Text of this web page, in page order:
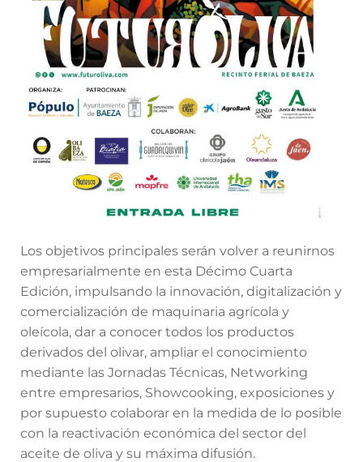
Los objetivos principales serán volver a reunirnos
empresarialmente en esta Décimo Cuarta
Edición, impulsando la innovación, digitalización y
comercialización de maquinaria agrícola y
oleícola, dar a conocer todos los productos
derivados del olivar, ampliar el conocimiento
mediante las Jornadas Técnicas, Networking
entre empresarios, Showcooking, exposiciones y
por supuesto colaborar en la medida de lo posible
con la reactivación económica del sector del
aceite de oliva y su máxima difusión.